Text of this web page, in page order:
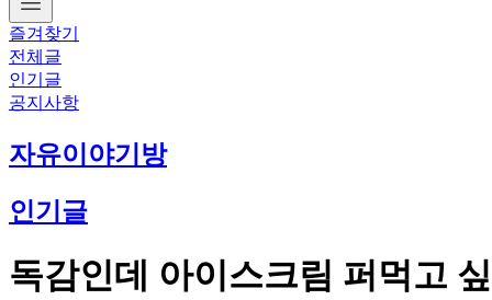
즐겨찾기
전체글
인기글
공지사항
자유이야기방
인기글
독감인데 아이스크림 퍼먹고